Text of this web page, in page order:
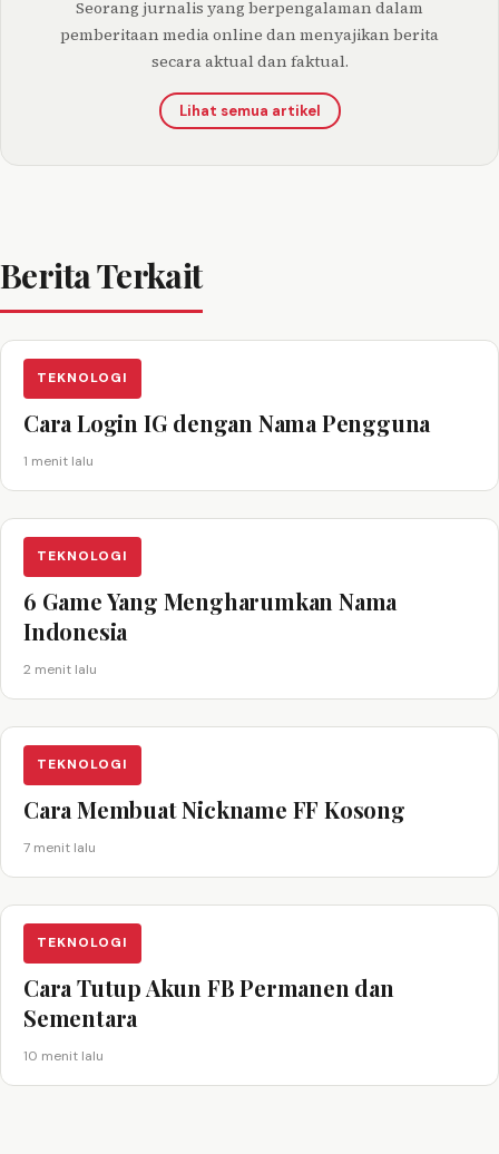
Seorang jurnalis yang berpengalaman dalam
pemberitaan media online dan menyajikan berita
secara aktual dan faktual.
Lihat semua artikel
Berita Terkait
TEKNOLOGI
Cara Login IG dengan Nama Pengguna
1 menit lalu
TEKNOLOGI
6 Game Yang Mengharumkan Nama
Indonesia
2 menit lalu
TEKNOLOGI
Cara Membuat Nickname FF Kosong
7 menit lalu
TEKNOLOGI
Cara Tutup Akun FB Permanen dan
Sementara
10 menit lalu